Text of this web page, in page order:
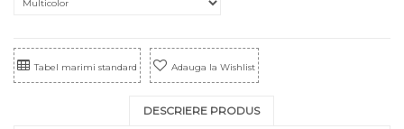
Tabel marimi standard Adauga la Wishlist
DESCRIERE PRODUS